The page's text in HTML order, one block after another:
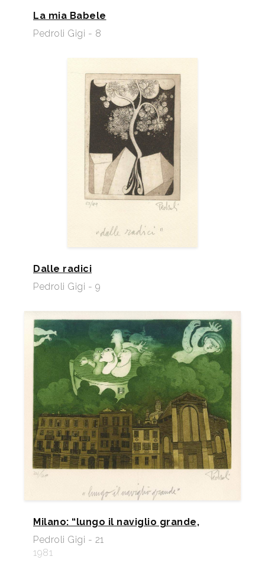
La mia Babele
Pedroli Gigi - 8
Dalle radici
Pedroli Gigi - 9
Milano: “lungo il naviglio grande,
Pedroli Gigi - 21
1981